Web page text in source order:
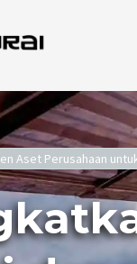
Aset Perusahaan